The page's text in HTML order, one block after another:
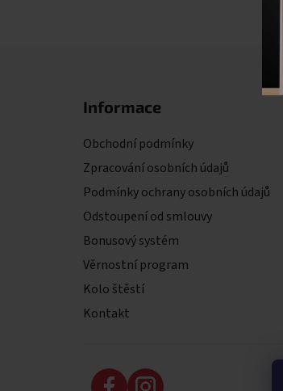
Informace
Obchodní podmínky
Zpracování osobních údajů
Podmínky ochrany osobních údajů
Odstoupení od smlouvy
Bonusový systém
Věrnostní program
Kolo štěstí
Kontakt